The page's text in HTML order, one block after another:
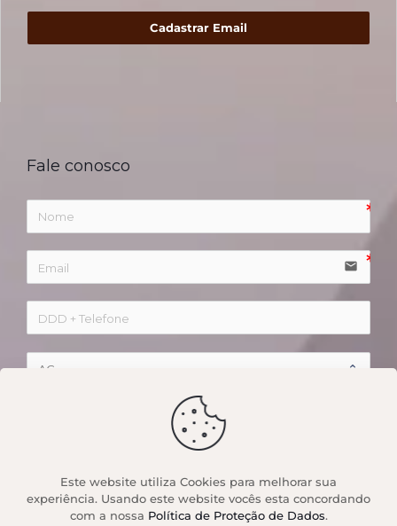
Cadastrar Email
Fale conosco
email
Este website utiliza Cookies para melhorar sua
experiência. Usando este website vocês esta concordando
com a nossa Política de Proteção de Dados.